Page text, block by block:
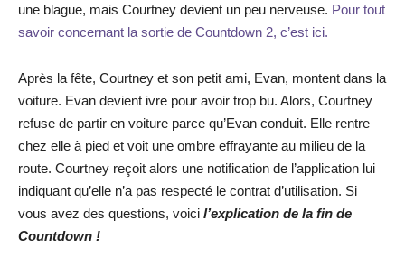
une blague, mais Courtney devient un peu nerveuse. Pour tout
savoir concernant la sortie de Countdown 2, c’est ici.
Après la fête, Courtney et son petit ami, Evan, montent dans la
voiture. Evan devient ivre pour avoir trop bu. Alors, Courtney
refuse de partir en voiture parce qu’Evan conduit. Elle rentre
chez elle à pied et voit une ombre effrayante au milieu de la
route. Courtney reçoit alors une notification de l’application lui
indiquant qu’elle n’a pas respecté le contrat d’utilisation. Si
vous avez des questions, voici l’explication de la fin de
Countdown !